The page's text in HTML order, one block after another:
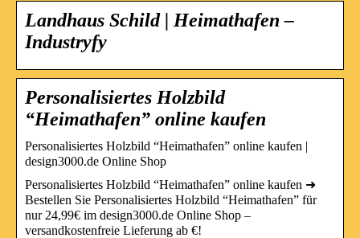
Landhaus Schild | Heimathafen –
Industryfy
Personalisiertes Holzbild
“Heimathafen” online kaufen
Personalisiertes Holzbild “Heimathafen” online kaufen |
design3000.de Online Shop
Personalisiertes Holzbild “Heimathafen” online kaufen ➜
Bestellen Sie Personalisiertes Holzbild “Heimathafen” für
nur 24,99€ im design3000.de Online Shop –
versandkostenfreie Lieferung ab €!